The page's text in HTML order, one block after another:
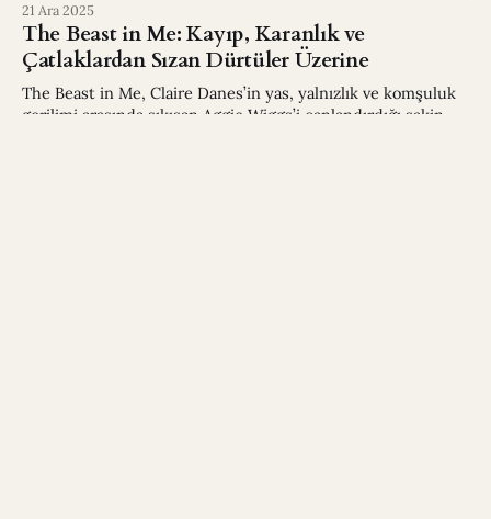
21 Ara 2025
The Beast in Me: Kayıp, Karanlık ve
Çatlaklardan Sızan Dürtüler Üzerine
The Beast in Me, Claire Danes’in yas, yalnızlık ve komşuluk
gerilimi arasında sıkışan Aggie Wiggs’i canlandırdığı sakin